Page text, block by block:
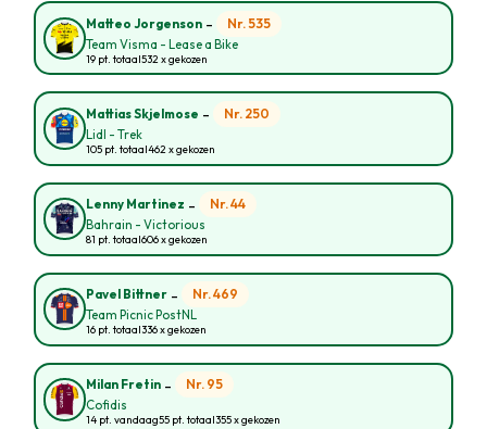
Matteo Jorgenson - Nr. 535
Team Visma - Lease a Bike
19 pt. totaal532 x gekozen
Mattias Skjelmose - Nr. 250
Lidl - Trek
105 pt. totaal462 x gekozen
Lenny Martinez - Nr. 44
Bahrain - Victorious
81 pt. totaal606 x gekozen
Pavel Bittner - Nr. 469
Team Picnic PostNL
16 pt. totaal336 x gekozen
Milan Fretin - Nr. 95
Cofidis
14 pt. vandaag55 pt. totaal355 x gekozen